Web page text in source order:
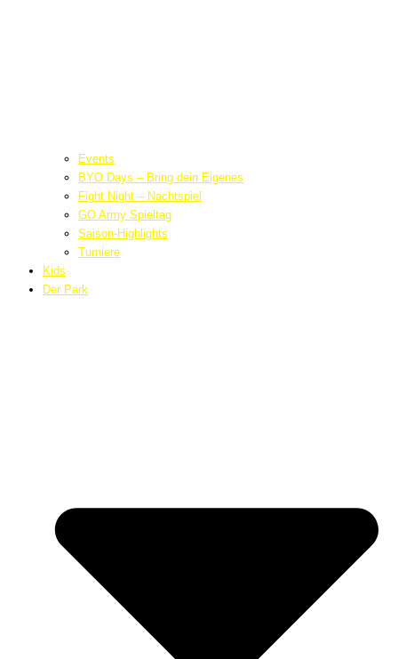
Events
BYO Days – Bring dein Eigenes
Fight Night – Nachtspiel
GO Army Spieltag
Saison-Highlights
Turniere
Kids
Der Park